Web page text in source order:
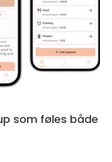
som føles både